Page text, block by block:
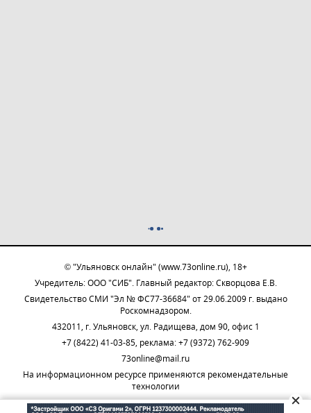
© "Ульяновск онлайн" (www.73online.ru), 18+
Учредитель: ООО "СИБ". Главный редактор: Скворцова Е.В.
Свидетельство СМИ "Эл № ФС77-36684" от 29.06.2009 г. выдано
Роскомнадзором.
432011, г. Ульяновск, ул. Радищева, дом 90, офис 1
+7 (8422) 41-03-85, реклама: +7 (9372) 762-909
73online@mail.ru
На информационном ресурсе применяются рекомендательные
технологии